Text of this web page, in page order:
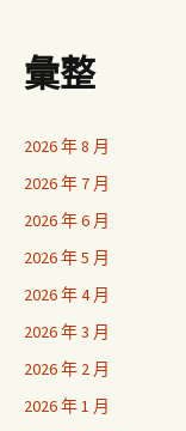
彙整
2026 年 8 月
2026 年 7 月
2026 年 6 月
2026 年 5 月
2026 年 4 月
2026 年 3 月
2026 年 2 月
2026 年 1 月